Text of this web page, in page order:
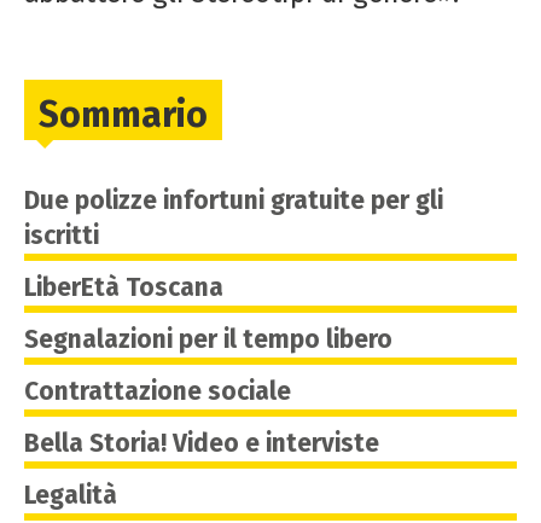
Sommario
Due polizze infortuni gratuite per gli
iscritti
LiberEtà Toscana
Segnalazioni per il tempo libero
Contrattazione sociale
Bella Storia! Video e interviste
Legalità